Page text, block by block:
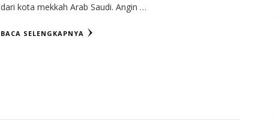
dari kota mekkah Arab Saudi. Angin …
BACA SELENGKAPNYA